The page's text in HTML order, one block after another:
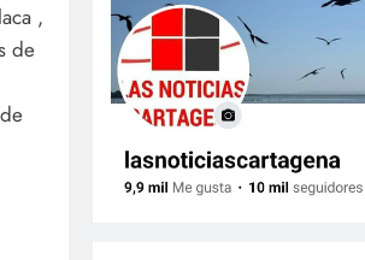
,
de